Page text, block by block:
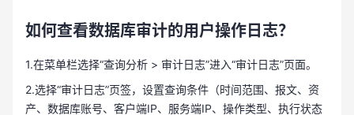
如何查看数据库审计的用户操作日志？
1.在菜单栏选择“查询分析 > 审计日志”进入“审计日志”页面。
2.选择“审计日志”页签，设置查询条件（时间范围、报文、资
产、数据库账号、客户端IP、服务端IP、操作类型、执行状态